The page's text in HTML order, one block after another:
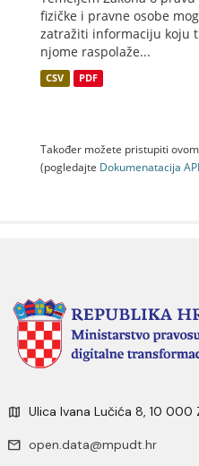
fizičke i pravne osobe
zatražiti informaciju koju
njome raspolaže...
CSV PDF
Također možete pristupiti
(pogledajte Dokumenаtаcijа